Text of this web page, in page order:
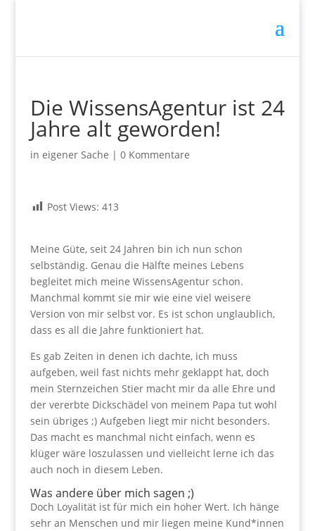
Die WissensAgentur ist 24
Jahre alt geworden!
in eigener Sache | 0 Kommentare
Post Views: 413
Meine Güte, seit 24 Jahren bin ich nun schon
selbständig. Genau die Hälfte meines Lebens
begleitet mich meine WissensAgentur schon.
Manchmal kommt sie mir wie eine viel weisere
Version von mir selbst vor. Es ist schon unglaublich,
dass es all die Jahre funktioniert hat.
Es gab Zeiten in denen ich dachte, ich muss
aufgeben, weil fast nichts mehr geklappt hat, doch
mein Sternzeichen Stier macht mir da alle Ehre und
der vererbte Dickschädel von meinem Papa tut wohl
sein übriges ;) Aufgeben liegt mir nicht besonders.
Das macht es manchmal nicht einfach, wenn es
klüger wäre loszulassen und vielleicht lerne ich das
auch noch in diesem Leben.
Was andere über mich sagen ;)
Doch Loyalität ist für mich ein hoher Wert. Ich hänge
sehr an Menschen und mir liegen meine Kund*innen